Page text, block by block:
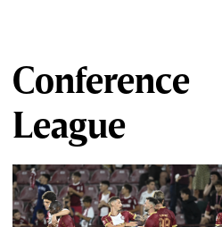
Conference
League